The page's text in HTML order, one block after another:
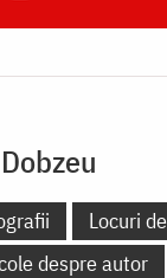
Locuri
despre autor